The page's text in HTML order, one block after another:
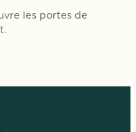
les portes de